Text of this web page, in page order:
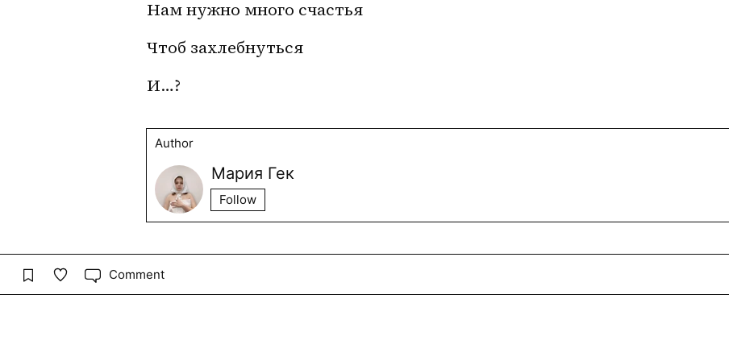
Нам нужно много счастья
Чтоб захлебнуться
И…?
Author
Мария Гек
Follow
Comment